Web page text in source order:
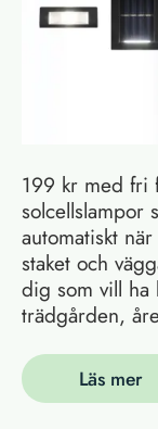
199 kr med fri
solcellslampor
automatiskt
staket och
dig som vill ha
trädgården,
Läs mer